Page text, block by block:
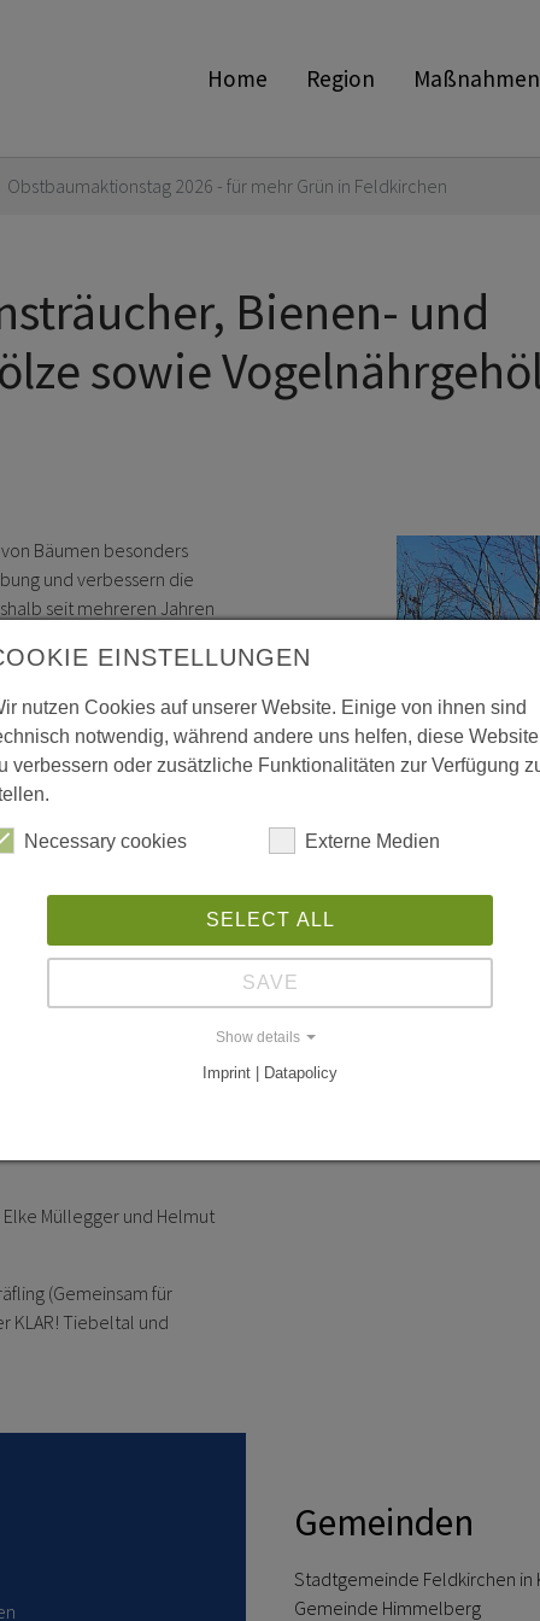
Home Region Maßnahmen
Obstbaumaktionstag 2026 - für mehr Grün in Feldkirchen
Bienen- und
sowie
Bäumen besonders
und verbessern die
seit mehreren Jahren
und Strauchaktion
und 100
stammen wieder aus der
werden zu einem geringen
an alle Feldkirchnerinnen
naturnaher gestalten
09:00 bis 12:00 Uhr an
ein Baum und ein Strauch –
(Amthofparkplatz) statt.
Müllegger und Helmut
(Gemeinsam für
KLAR! Tiebeltal und
Gemeinden
Stadtgemeinde Feldkirchen in
Gemeinde Himmelberg
EINSTELLUNGEN
nutzen Cookies auf unserer Website. Einige von ihnen sind
notwendig, während andere uns helfen, diese Website
verbessern oder zusätzliche Funktionalitäten zur Verfügung
Necessary cookies Externe Medien
SELECT ALL
SAVE
Show details
Imprint | Datapolicy